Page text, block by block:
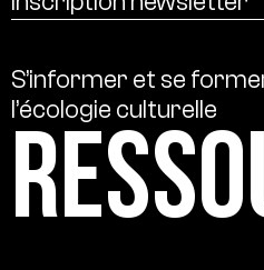
S’informer et se
l’écologie culturelle